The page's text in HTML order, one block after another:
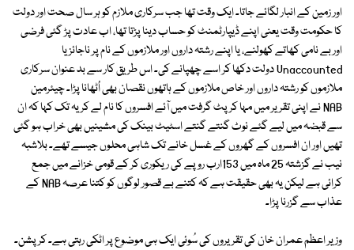
اور زمین کے انبار لگائے جاتا۔ ایک وقت تھا جب سرکاری ملازم کو ہر سال صحت اور دولت
کا حکومت وقت یعنی اپنے ڈیپارٹمنٹ کو حساب دینا پڑتا تھا، اب عادت پڑ گئی فرضی
اور بے نامی کھاتے کھولنے، یا اپنے رشتہ داروں اور ملازموں کے نام پر ناجائز یا
Unaccounted دولت دکھا کر اسے چھپانے کی۔ اس طریق کار سے بد عنوان سرکاری
ملازموں کو رشتہ داروں اور خاص ملازموں کے ہاتھوں نقصان بھی اُٹھانا پڑا۔ چیئرمین
NAB نے اپنی تقریر میں مہا کرپٹ گرفت میں آئے افسروں کا نام لے کر یہ تک کہا کہ ان
سے قبضہ میں لیے گئے نوٹ گنتے گنتے اسٹیٹ بینک کی مشینیں بھی خراب ہو گئی
تھیں اور ان افسروں کے گھروں کے غسل خانے تک شاہی محلوں جیسے تھے۔ بلاشبہ
نیب نے گزشتہ 25 ماہ میں 153ارب روپے کی ریکوری کر کے قومی خزانے میں جمع
کرائی ہے لیکن یہ بھی حقیقت ہے کہ کتنے بے قصور لوگوں کو کتنا عرصہ NAB کے
عذاب سے گزرنا پڑا۔
وزیر اعظم عمران خان کی تقریروں کی سُوئی ایک ہی موضوع پر اٹکی رہتی ہے۔ کرپشن۔